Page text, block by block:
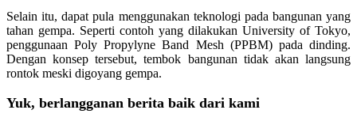
Selain itu, dapat pula menggunakan teknologi pada bangunan yang
tahan gempa. Seperti contoh yang dilakukan University of Tokyo,
penggunaan Poly Propylyne Band Mesh (PPBM) pada dinding.
Dengan konsep tersebut, tembok bangunan tidak akan langsung
rontok meski digoyang gempa.
Yuk, berlangganan berita baik dari kami